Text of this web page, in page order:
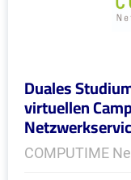
Duales
virtuellen
COMPUTIME